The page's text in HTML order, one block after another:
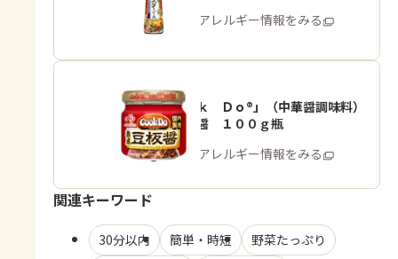
商品・アレルギー情報をみる
「Ｃｏｏｋ Ｄｏ®」（中華醤調味料）
熟成豆板醤 １００ｇ瓶
商品・アレルギー情報をみる
関連キーワード
30分以内 簡単・時短
野菜たっぷり